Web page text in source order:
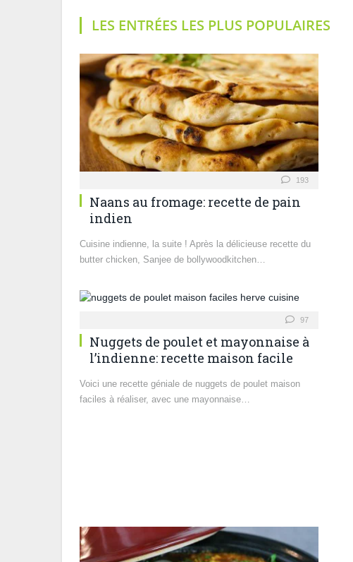
LES ENTRÉES LES PLUS POPULAIRES
193
Naans au fromage: recette de pain
indien
Cuisine indienne, la suite ! Après la délicieuse recette du
butter chicken, Sanjee de bollywoodkitchen…
97
Nuggets de poulet et mayonnaise à
l’indienne: recette maison facile
Voici une recette géniale de nuggets de poulet maison
faciles à réaliser, avec une mayonnaise…